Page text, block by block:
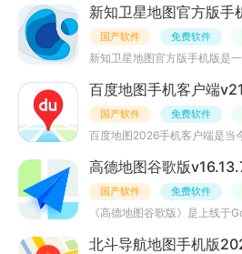
国产软件 免费软件
百度地图手机客户端
国产软件 免费软件
高德地图谷歌版
国产软件 免费软件